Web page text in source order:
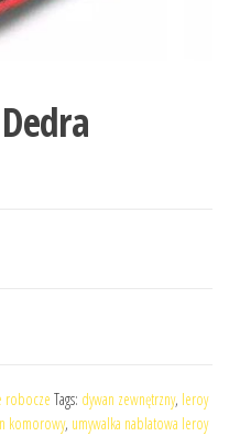
robocze Tags: dywan zewnętrzny, leroy
komorowy, umywalka nablatowa leroy